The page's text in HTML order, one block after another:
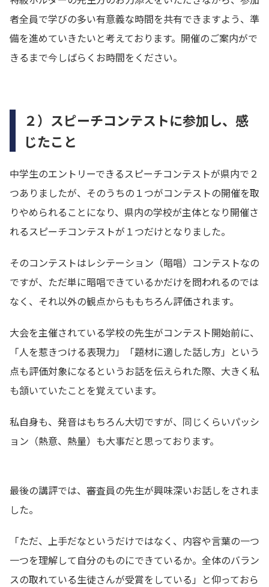
者全員で学びの多い有意義な時間を共有できますよう、準
備を進めていきたいと考えております。開催のご案内がで
きるまで今しばらくお時間をください。
２）スピーチコンテストに参加し、感
じたこと
中学生のエントリーできるスピーチコンテストが県内で２
つありましたが、そのうちの１つがコンテストの開催を取
りやめられることになり、県内の学校が主体となり開催さ
れるスピーチコンテストが１つだけとなりました。
そのコンテストはレシテーション（暗唱）コンテストなの
ですが、ただ単に暗唱できているかだけを問われるのでは
なく、それ以外の観点からももちろん評価されます。
大会を主催されている学校の先生がコンテスト開始前に、
「人を惹きつける表現力」「題材に適した話し方」という
点も評価対象になるというお話を伝えられた際、大きく私
も頷いていたことを覚えています。
私自身も、発音はもちろん大切ですが、同じくらいパッシ
ョン（熱意、熱量）も大事だと思っております。
最後の講評では、審査員の先生が興味深いお話しをされま
した。
「ただ、上手だなというだけではなく、内容や言葉の一つ
一つを理解して自分のものにできているか。全体のバラン
スの取れている生徒さんが受賞をしている」と仰っておら